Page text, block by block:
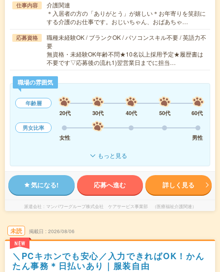
仕事内容
介護関連
＊入居者の方の「ありがとう」が嬉しい＊お年寄りを笑顔に
する介護のお仕事です。おじいちゃん、おばあちゃ…
応募資格
職種未経験OK / ブランクOK / パソコンスキル不要 / 英語力不
要
無資格・未経験OK年齢不問★10名以上採用予定★履歴書は
不要です▽応募後の流れ1)翌営業日までに担当…
職場の雰囲気
年齢層
20代
30代 40代 50代
60代
男女比率
女性
男性
もっと見る
気になる! 応募へ進む 詳しく見る
派遣会社 マンパワーグループ株式会社 ケアサービス事業部 （医療福祉介護関連）
未読
NEW
掲載日 2026/08/06
＼PCキホンでも安心／入力できればOK！かん
たん事務＊日払いあり｜服装自由